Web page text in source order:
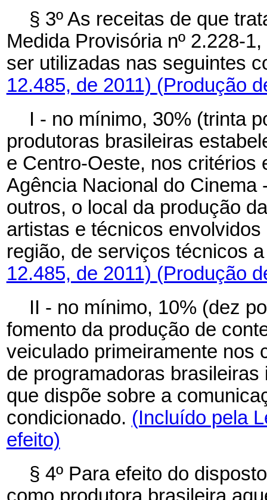
§ 3º As receitas de que
Medida Provisória nº 2.228-
ser utilizadas nas seguintes
12.485, de 2011) (Produção
I - no mínimo, 30% (trinta
produtoras brasileiras
e Centro-Oeste, nos critérios
Agência Nacional do Cinema
outros, o local da produção
artistas e técnicos
região, de serviços técnicos
12.485, de 2011) (Produção
II - no mínimo, 10% (dez
fomento da produção de
veiculado primeiramente nos
de programadoras
que dispõe sobre a
condicionado. (Incluído pela
efeito)
§ 4º Para efeito do